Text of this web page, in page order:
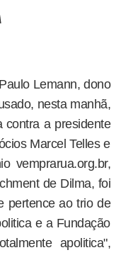
Lemann, dono
nesta manhã,
contra a presidente
Marcel Telles e
vemprarua.org.br,
de Dilma, foi
pertence ao trio de
e a Fundação
apolitica",